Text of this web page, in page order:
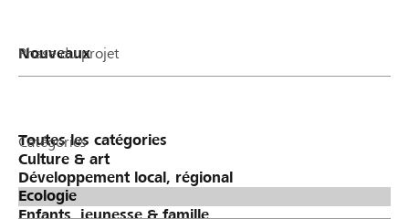
Phase du projet
Catégories